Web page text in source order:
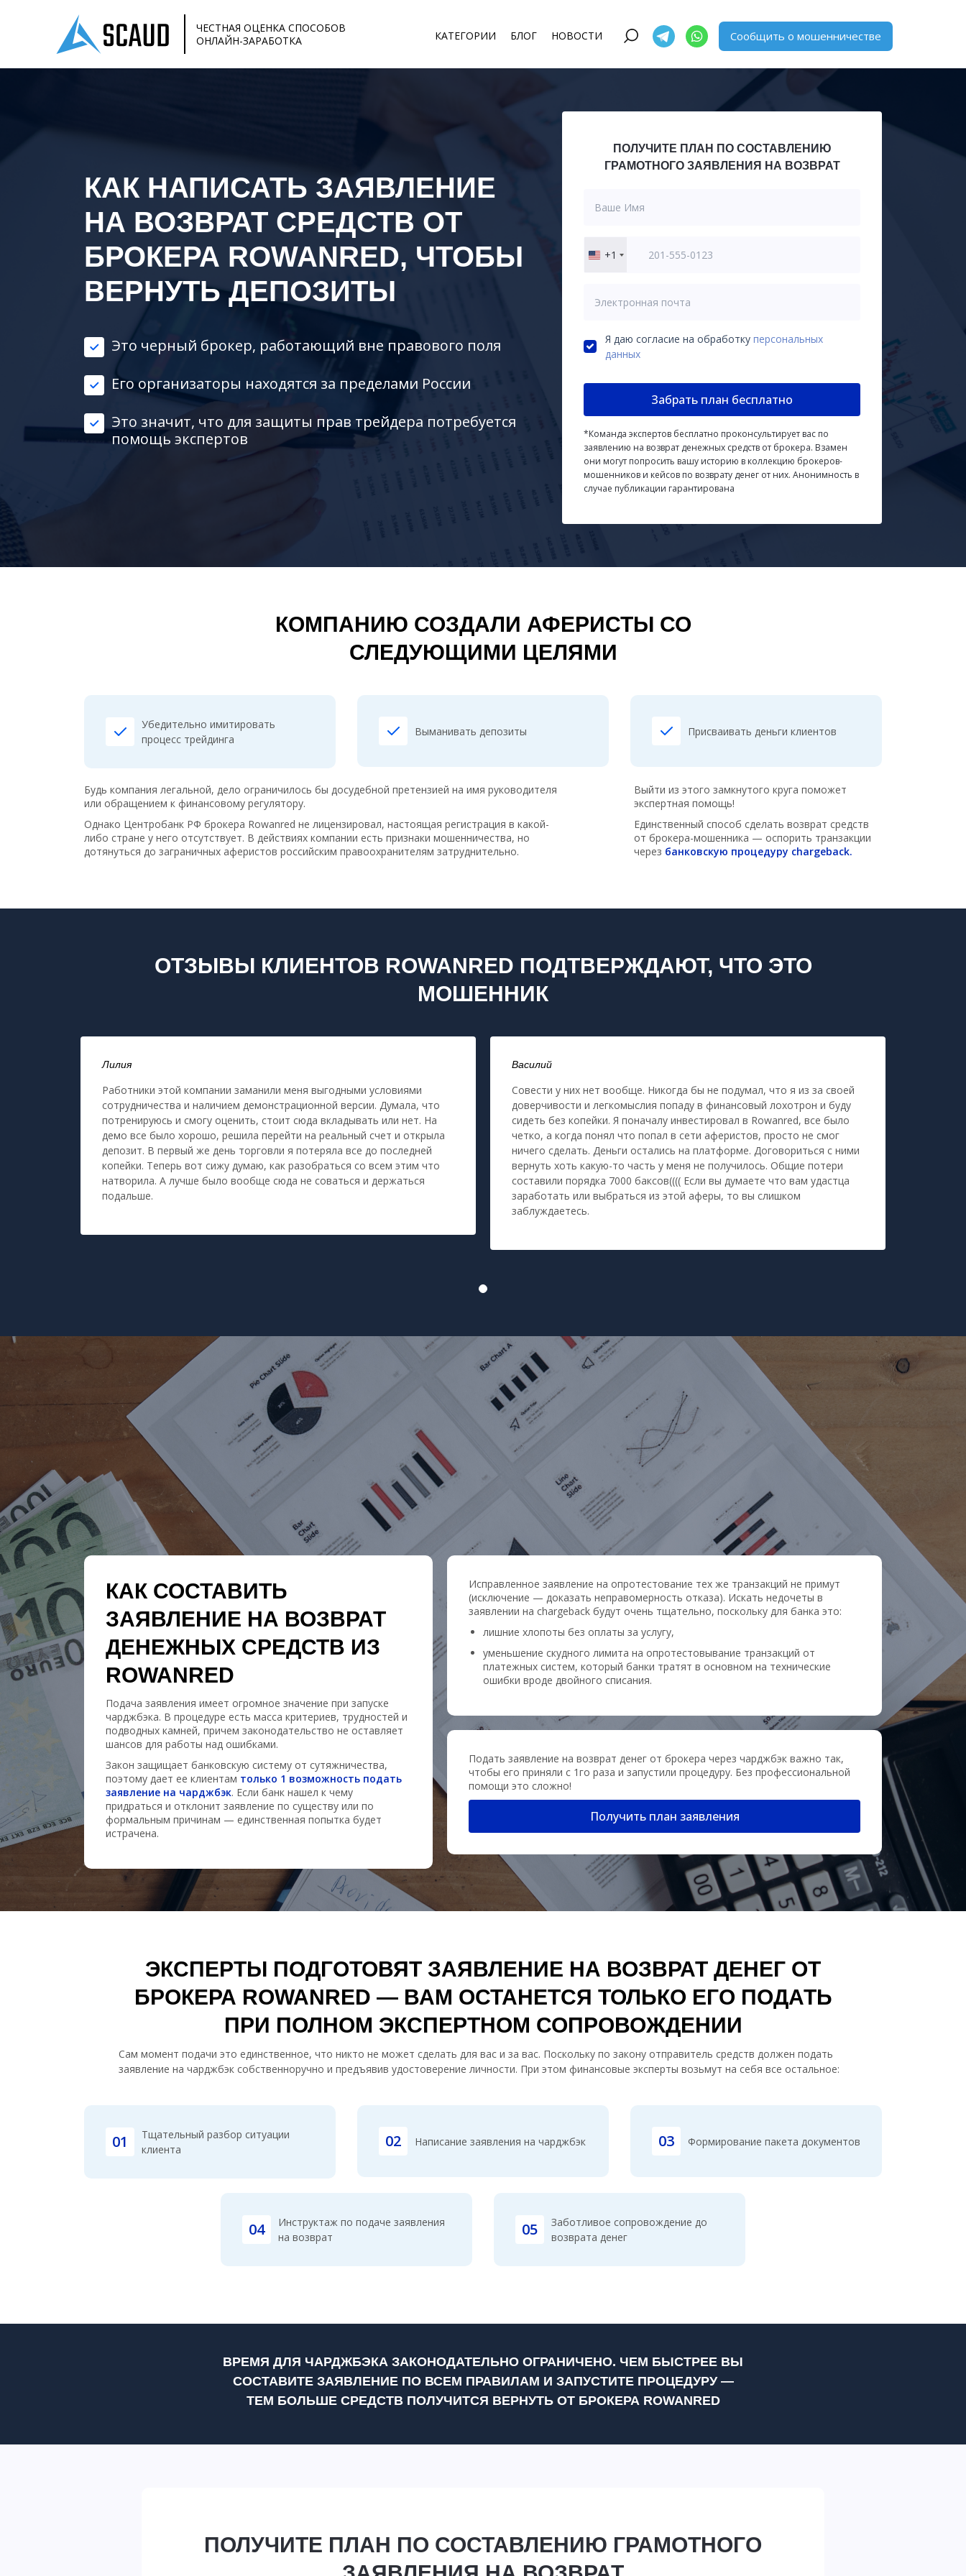
ЧЕСТНАЯ ОЦЕНКА СПОСОБОВ
ОНЛАЙН-ЗАРАБОТКА
КАТЕГОРИИ БЛОГ НОВОСТИ Сообщить о мошенничестве
КАК НАПИСАТЬ ЗАЯВЛЕНИЕ
НА ВОЗВРАТ СРЕДСТВ ОТ
БРОКЕРА ROWANRED, ЧТОБЫ
ВЕРНУТЬ ДЕПОЗИТЫ
Это черный брокер, работающий вне правового поля
Его организаторы находятся за пределами России
Это значит, что для защиты прав трейдера потребуется
помощь экспертов
ПОЛУЧИТЕ ПЛАН ПО СОСТАВЛЕНИЮ
ГРАМОТНОГО ЗАЯВЛЕНИЯ НА ВОЗВРАТ
United
+1
Я даю согласие на обработку персональных
данных
Забрать план бесплатно
*Команда экспертов бесплатно проконсультирует вас по
заявлению на возврат денежных средств от брокера. Взамен
они могут попросить вашу историю в коллекцию брокеров-
мошенников и кейсов по возврату денег от них. Анонимность в
случае публикации гарантирована
КОМПАНИЮ СОЗДАЛИ АФЕРИСТЫ СО
СЛЕДУЮЩИМИ ЦЕЛЯМИ
Убедительно имитировать
процесс трейдинга
Выманивать депозиты Присваивать деньги клиентов
Будь компания легальной, дело ограничилось бы досудебной претензией на имя руководителя
или обращением к финансовому регулятору.
Однако Центробанк РФ брокера Rowanred не лицензировал, настоящая регистрация в какой-
либо стране у него отсутствует. В действиях компании есть признаки мошенничества, но
дотянуться до заграничных аферистов российским правоохранителям затруднительно.
Выйти из этого замкнутого круга поможет
экспертная помощь!
Единственный способ сделать возврат средств
от брокера-мошенника — оспорить транзакции
через банковскую процедуру chargeback.
ОТЗЫВЫ КЛИЕНТОВ ROWANRED ПОДТВЕРЖДАЮТ, ЧТО ЭТО
МОШЕННИК
Лилия
Работники этой компании заманили меня выгодными условиями
сотрудничества и наличием демонстрационной версии. Думала, что
потренируюсь и смогу оценить, стоит сюда вкладывать или нет. На
демо все было хорошо, решила перейти на реальный счет и открыла
депозит. В первый же день торговли я потеряла все до последней
копейки. Теперь вот сижу думаю, как разобраться со всем этим что
натворила. А лучше было вообще сюда не соваться и держаться
подальше.
Василий
Совести у них нет вообще. Никогда бы не подумал, что я из за своей
доверчивости и легкомыслия попаду в финансовый лохотрон и буду
сидеть без копейки. Я поначалу инвестировал в Rowanred, все было
четко, а когда понял что попал в сети аферистов, просто не смог
ничего сделать. Деньги остались на платформе. Договориться с ними
вернуть хоть какую-то часть у меня не получилось. Общие потери
составили порядка 7000 баксов(((( Если вы думаете что вам удастца
заработать или выбраться из этой аферы, то вы слишком
заблуждаетесь.
КАК СОСТАВИТЬ
ЗАЯВЛЕНИЕ НА ВОЗВРАТ
ДЕНЕЖНЫХ СРЕДСТВ ИЗ
ROWANRED
Подача заявления имеет огромное значение при запуске
чарджбэка. В процедуре есть масса критериев, трудностей и
подводных камней, причем законодательство не оставляет
шансов для работы над ошибками.
Закон защищает банковскую систему от сутяжничества,
поэтому дает ее клиентам только 1 возможность подать
заявление на чарджбэк. Если банк нашел к чему
придраться и отклонит заявление по существу или по
формальным причинам — единственная попытка будет
истрачена.
Исправленное заявление на опротестование тех же транзакций не примут
(исключение — доказать неправомерность отказа). Искать недочеты в
заявлении на chargeback будут очень тщательно, поскольку для банка это:
лишние хлопоты без оплаты за услугу,
уменьшение скудного лимита на опротестовывание транзакций от
платежных систем, который банки тратят в основном на технические
ошибки вроде двойного списания.
Подать заявление на возврат денег от брокера через чарджбэк важно так,
чтобы его приняли с 1го раза и запустили процедуру. Без профессиональной
помощи это сложно!
Получить план заявления
ЭКСПЕРТЫ ПОДГОТОВЯТ ЗАЯВЛЕНИЕ НА ВОЗВРАТ ДЕНЕГ ОТ
БРОКЕРА ROWANRED — ВАМ ОСТАНЕТСЯ ТОЛЬКО ЕГО ПОДАТЬ
ПРИ ПОЛНОМ ЭКСПЕРТНОМ СОПРОВОЖДЕНИИ
Сам момент подачи это единственное, что никто не может сделать для вас и за вас. Поскольку по закону отправитель средств должен подать
заявление на чарджбэк собственноручно и предъявив удостоверение личности. При этом финансовые эксперты возьмут на себя все остальное:
01
Тщательный разбор ситуации
клиента
02 Написание заявления на чарджбэк 03 Формирование пакета документов
04
Инструктаж по подаче заявления
на возврат
05
Заботливое сопровождение до
возврата денег
ВРЕМЯ ДЛЯ ЧАРДЖБЭКА ЗАКОНОДАТЕЛЬНО ОГРАНИЧЕНО. ЧЕМ БЫСТРЕЕ ВЫ
СОСТАВИТЕ ЗАЯВЛЕНИЕ ПО ВСЕМ ПРАВИЛАМ И ЗАПУСТИТЕ ПРОЦЕДУРУ —
ТЕМ БОЛЬШЕ СРЕДСТВ ПОЛУЧИТСЯ ВЕРНУТЬ ОТ БРОКЕРА ROWANRED
ПОЛУЧИТЕ ПЛАН ПО СОСТАВЛЕНИЮ ГРАМОТНОГО